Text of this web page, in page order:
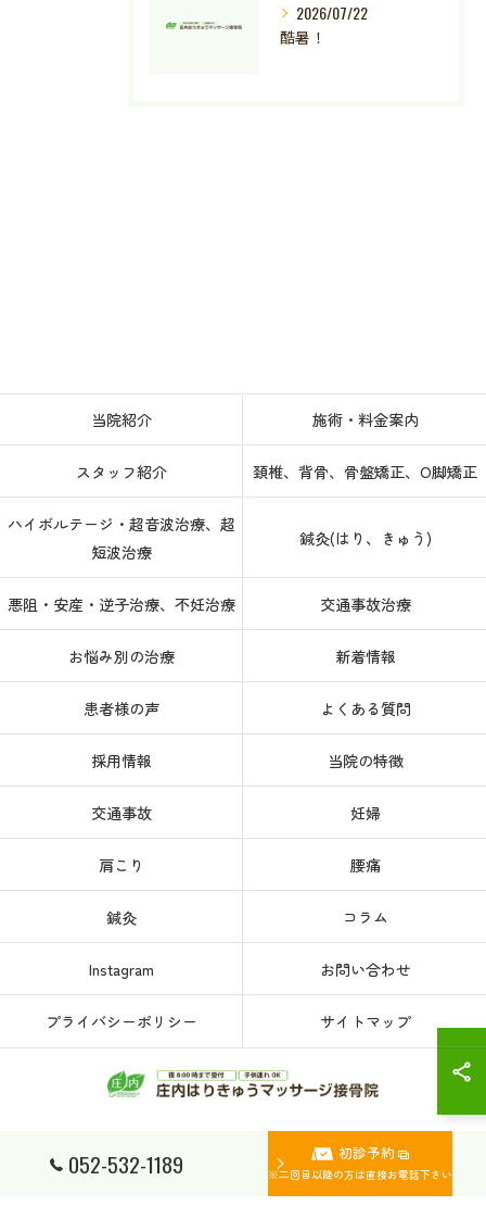
2026/07/22
酷暑！
052-532-1189 初診予約
※二回目以降の方は直接お電話下さい
当院紹介 施術・料金案内
スタッフ紹介 頚椎、背骨、骨盤矯正、O脚矯正
ハイボルテージ・超音波治療、超
短波治療
鍼灸(はり、きゅう)
悪阻・安産・逆子治療、不妊治療 交通事故治療
お悩み別の治療 新着情報
患者様の声 よくある質問
採用情報 当院の特徴
交通事故 妊婦
肩こり 腰痛
鍼灸 コラム
Instagram お問い合わせ
プライバシーポリシー サイトマップ
© 2026 愛知県、名古屋市西区の接骨院なら庄内はりきゅうマッサージ接骨院 ALL
RIGHTS RESERVED.